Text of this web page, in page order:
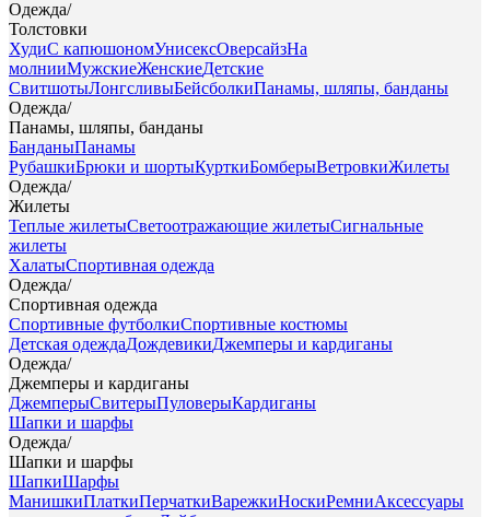
Одежда/
Толстовки
ХудиС капюшономУнисексОверсайзНа
молнииМужскиеЖенскиеДетские
СвитшотыЛонгсливыБейсболкиПанамы, шляпы, банданы
Одежда/
Панамы, шляпы, банданы
БанданыПанамы
РубашкиБрюки и шортыКурткиБомберыВетровкиЖилеты
Одежда/
Жилеты
Теплые жилетыСветоотражающие жилетыСигнальные
жилеты
ХалатыСпортивная одежда
Одежда/
Спортивная одежда
Спортивные футболкиСпортивные костюмы
Детская одеждаДождевикиДжемперы и кардиганы
Одежда/
Джемперы и кардиганы
ДжемперыСвитерыПуловерыКардиганы
Шапки и шарфы
Одежда/
Шапки и шарфы
ШапкиШарфы
МанишкиПлаткиПерчаткиВарежкиНоскиРемниАксессуары